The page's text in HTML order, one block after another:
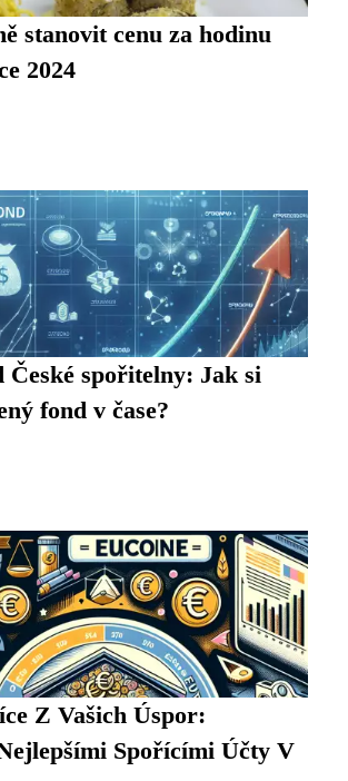
stanovit cenu za hodinu
2024
České spořitelny: Jak si
fond v čase?
Z Vašich Úspor:
Spořícími Účty V